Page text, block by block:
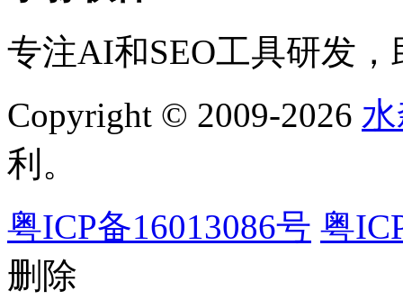
专注AI和SEO工具研发
Copyright © 2009-2026
利。
粤ICP备16013086号 粤
删除